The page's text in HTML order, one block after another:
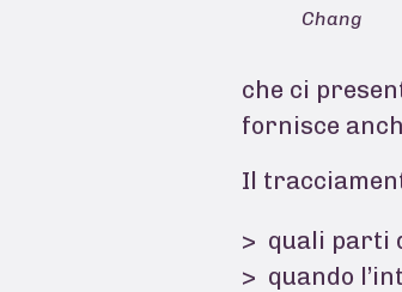
Chang
che ci
fornisce
Il
quali parti
quando